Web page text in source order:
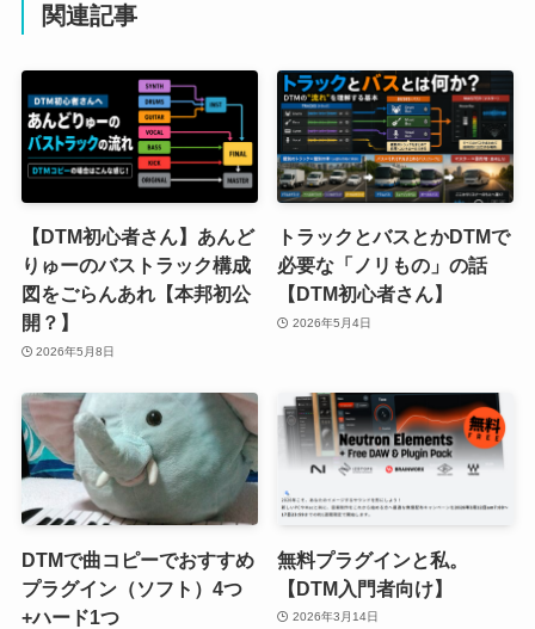
関連記事
【DTM初心者さん】あんど
りゅーのバストラック構成
図をごらんあれ【本邦初公
開？】
2026年5月8日
トラックとバスとかDTMで
必要な「ノリもの」の話
【DTM初心者さん】
2026年5月4日
DTMで曲コピーでおすすめ
プラグイン（ソフト）4つ
+ハード1つ
無料プラグインと私。
【DTM入門者向け】
2026年3月14日